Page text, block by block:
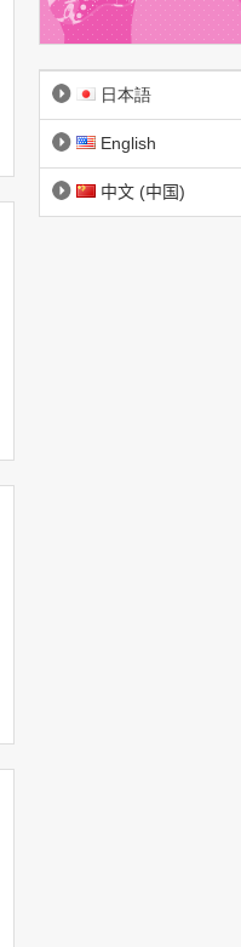
日本語
English
中文 (中国)